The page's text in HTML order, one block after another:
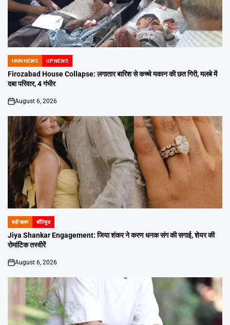
POSTED
IN
HNN NEWS UP NEWS
Firozabad House Collapse: लगातार बारिश से कच्चे मकान की छत गिरी, मलबे में
दबा परिवार, 4 गंभीर
on
August 6, 2026
POSTED
IN
बड़ी खबर बॉलिवुड
Jiya Shankar Engagement: जिया शंकर ने करण धनक संग की सगाई, शेयर की
रोमांटिक तस्वीरें
on
August 6, 2026